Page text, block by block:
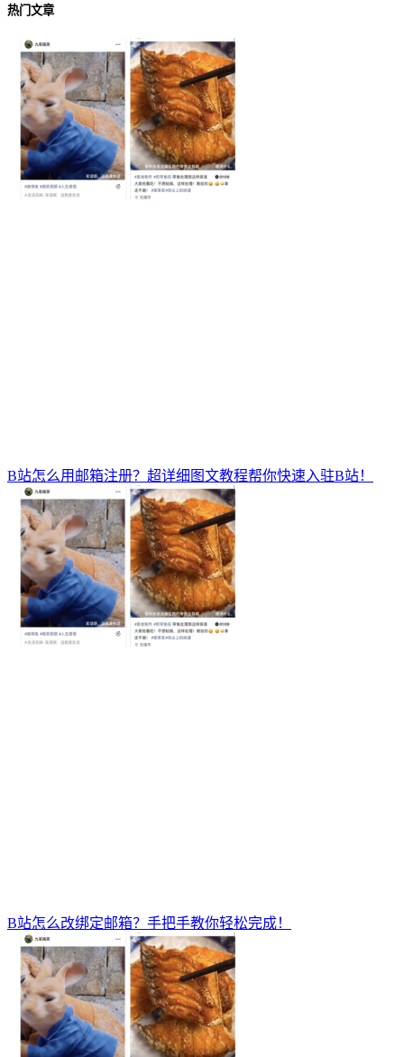
热门文章
B站怎么用邮箱注册？超详细图文教程帮你快速入驻B站！
B站怎么改绑定邮箱？手把手教你轻松完成！